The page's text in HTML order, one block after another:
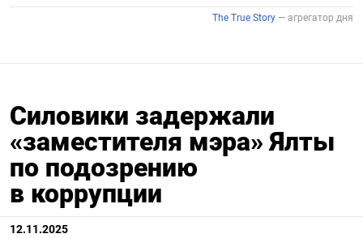
Силовики задержали
«заместителя мэра» Ялты
по подозрению
в коррупции
12.11.2025